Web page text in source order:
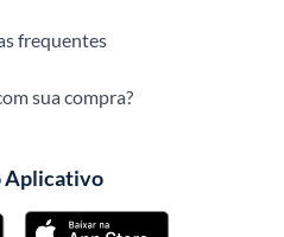
frequentes
sua compra?
Aplicativo